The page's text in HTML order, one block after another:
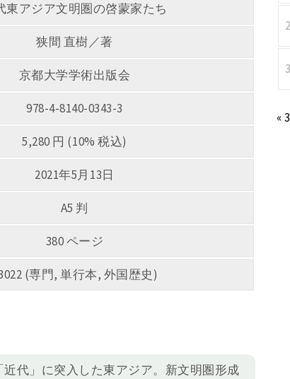
東アジア文明圏の啓蒙家たち
狭間 直樹／著
京都大学学術出版会
978-4-8140-0343-3
5,280 円 (10% 税込)
2021年5月13日
A5 判
380 ページ
(専門, 単行本, 外国歴史)
代」に突入した東アジア。新文明圏形成
«